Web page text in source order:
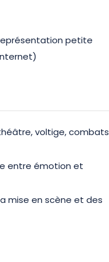
petite
voltige, combats
entre émotion et
mise en scène et des